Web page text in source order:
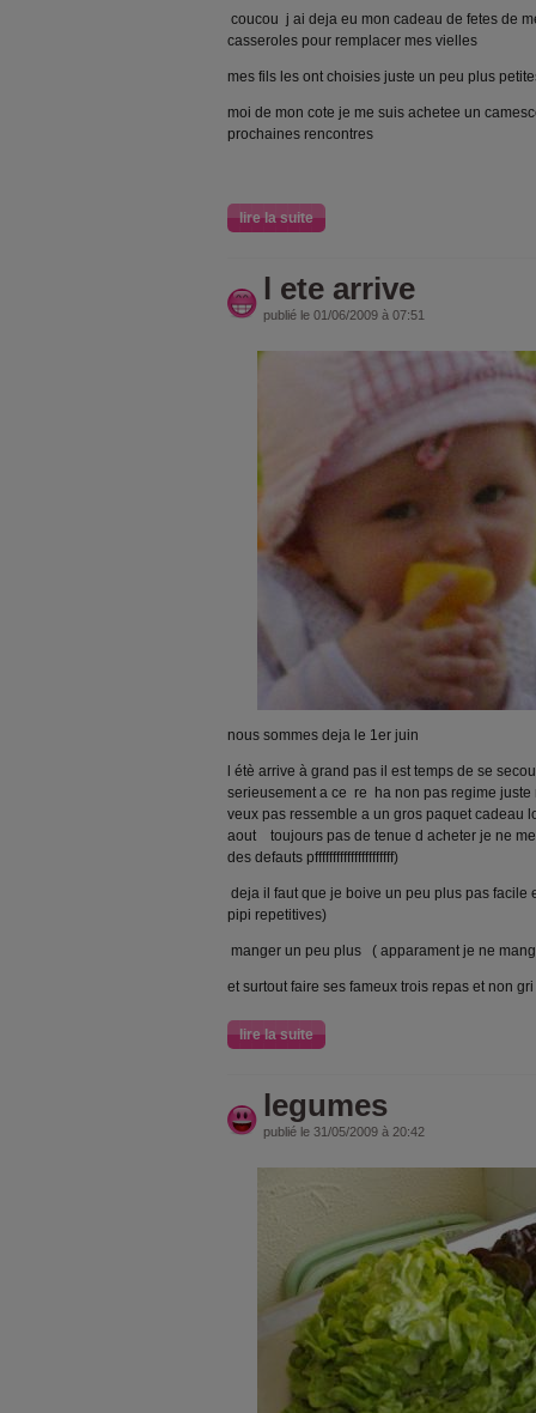
coucou j ai deja eu mon cadeau de fetes de
casseroles pour remplacer mes vielles
mes fils les ont choisies juste un peu plus
moi de mon cote je me suis achetee un
prochaines rencontres
lire la suite
l ete arrive
publié le 01/06/2009 à 07:51
nous sommes deja le 1er juin
l étè arrive à grand pas il est temps de se
serieusement a ce re ha non pas regime
veux pas ressemble a un gros paquet cadeau
aout toujours pas de tenue d acheter je ne
des defauts pffffffffffffffffffffff)
deja il faut que je boive un peu plus pas
pipi repetitives)
manger un peu plus ( apparament je ne
et surtout faire ses fameux trois repas et non gri
lire la suite
legumes
publié le 31/05/2009 à 20:42